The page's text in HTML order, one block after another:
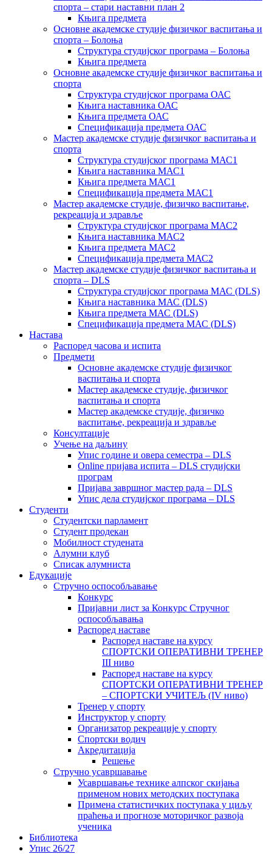
спорта – стари наставни план 2
Књига предмета
Основне академске студије физичког васпитања и
спорта – Болоња
Структура студијског програма – Болоња
Књига предмета
Основне академске студије физичког васпитања и
спорта
Структура студијског програма ОАС
Књига наставника ОАС
Књига предмета ОАС
Спецификација предмета ОАС
Мастер академске студије физичког васпитања и
спорта
Структура студијског програма МАС1
Књига наставника МАС1
Књига предмета МАС1
Спецификација предмета МАС1
Мастер академске студије, физичко васпитање,
рекреација и здравље
Структура студијског програма МАС2
Књига наставника МАС2
Књига предмета МАС2
Спецификација предмета МАС2
Мастер академске студије физичког васпитања и
спорта – DLS
Структура студијског програма МАС (DLS)
Књига наставника МАС (DLS)
Књига предмета МАС (DLS)
Спецификација предмета МАС (DLS)
Настава
Распоред часова и испита
Предмети
Основне академске студије физичког
васпитања и спорта
Мастер академске студије, физичког
васпитања и спорта
Мастер академске студије, физичко
васпитање, рекреација и здравље
Консултације
Учење на даљину
Упис године и овера семестра – DLS
Online пријава испита – DLS студијски
програм
Пријава завршног мастер рада – DLS
Упис дела студијског програма – DLS
Студенти
Студентски парламент
Студент продекан
Мобилност студената
Алумни клуб
Списак алумниста
Едукације
Стручно оспособљавање
Конкурс
Пријавни лист за Конкурс Стручног
оспособљавања
Распоред наставе
Распоред наставе на курсу
СПОРТСКИ ОПЕРАТИВНИ ТРЕНЕР
III ниво
Распоред наставе на курсу
СПОРТСКИ ОПЕРАТИВНИ ТРЕНЕР
– СПОРТСКИ УЧИТЕЉ (IV ниво)
Тренер у спорту
Инструктор у спорту
Организатор рекреације у спорту
Спортски водич
Акредитација
Решење
Стручно усавршавање
Усавршавање технике алпског скијања
применом нових методских поступака
Примена статистичких поступака у циљу
праћења и прогнозе моторичког развоја
ученика
Библиотека
Упис 26/27